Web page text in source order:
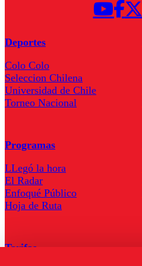
Deportes
Colo Colo
Seleccion Chilena
Universidad de Chile
Torneo Nacional
Programas
LLegó la hora
El Radar
Enfoqué Público
Hoja de Ruta
Tarifas